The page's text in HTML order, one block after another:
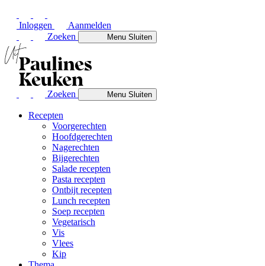
Inloggen
Aanmelden
Zoeken
MenuSluiten
Zoeken MenuSluiten
Recepten
Voorgerechten
Hoofdgerechten
Nagerechten
Bijgerechten
Salade recepten
Pasta recepten
Ontbijt recepten
Lunch recepten
Soep recepten
Vegetarisch
Vis
Vlees
Kip